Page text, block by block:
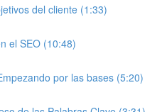
del cliente (1:33)
el SEO (10:48)
por las bases (5:20)